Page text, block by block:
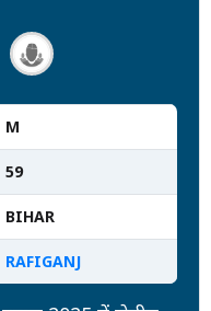
M
59
BIHAR
RAFIGANJ